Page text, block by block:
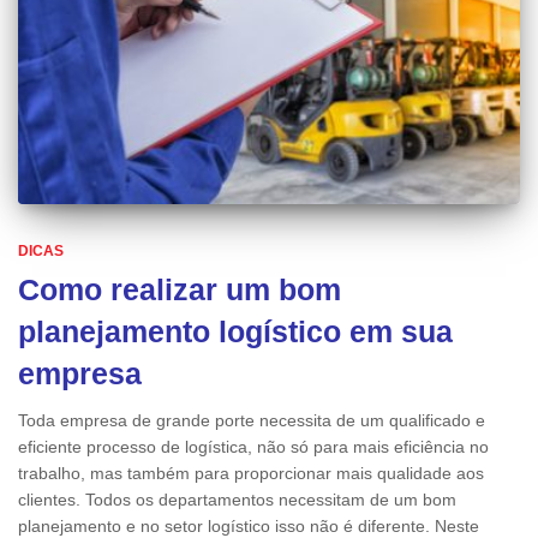
DICAS
Como realizar um bom
planejamento logístico em sua
empresa
Toda empresa de grande porte necessita de um qualificado e
eficiente processo de logística, não só para mais eficiência no
trabalho, mas também para proporcionar mais qualidade aos
clientes. Todos os departamentos necessitam de um bom
planejamento e no setor logístico isso não é diferente. Neste